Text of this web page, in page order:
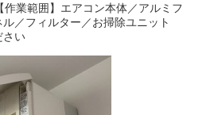
【作業範囲】エアコン本体／アルミフ
ル／フィルター／お掃除ユニット
さい